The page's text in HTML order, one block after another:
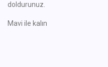
doldurunuz.
Mavi ile kalın